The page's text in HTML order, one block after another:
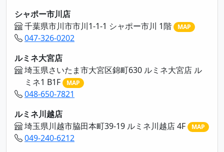
シャポー市川店
千葉県市川市市川1-1-1 シャポー市川 1階
MAP
047-326-0202
ルミネ大宮店
埼玉県さいたま市大宮区錦町630 ルミネ大宮店 ル
ミネ1 B1F
MAP
048-650-7821
ルミネ川越店
埼玉県川越市脇田本町39-19 ルミネ川越店 4F
MAP
049-240-6212